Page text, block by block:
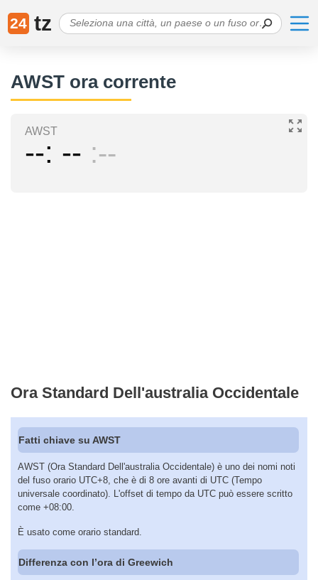
24 tz
AWST ora corrente
AWST
-- -- --
Ora Standard Dell'australia Occidentale
Fatti chiave su AWST
AWST (Ora Standard Dell'australia Occidentale) è uno dei nomi noti
del fuso orario UTC+8, che è di 8 ore avanti di UTC (Tempo
universale coordinato). L'offset di tempo da UTC può essere scritto
come +08:00.
È usato come orario standard.
Differenza con l’ora di Greewich